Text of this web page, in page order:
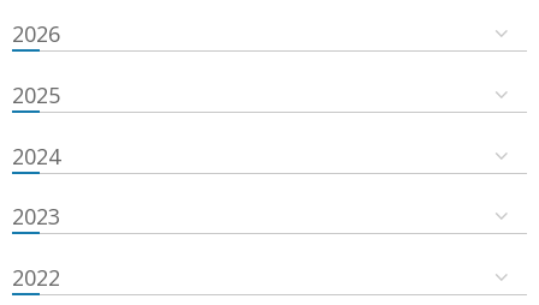
2026
2025
2024
2023
2022